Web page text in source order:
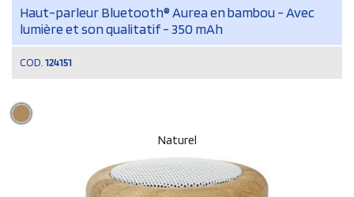
Haut-parleur Bluetooth® Aurea en bambou - Avec
lumière et son qualitatif - 350 mAh
COD. 124151
Naturel